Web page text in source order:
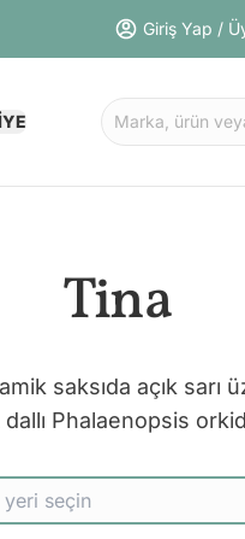
Giriş Yap /
Tina
saksıda açık sarı
dallı Phalaenopsis